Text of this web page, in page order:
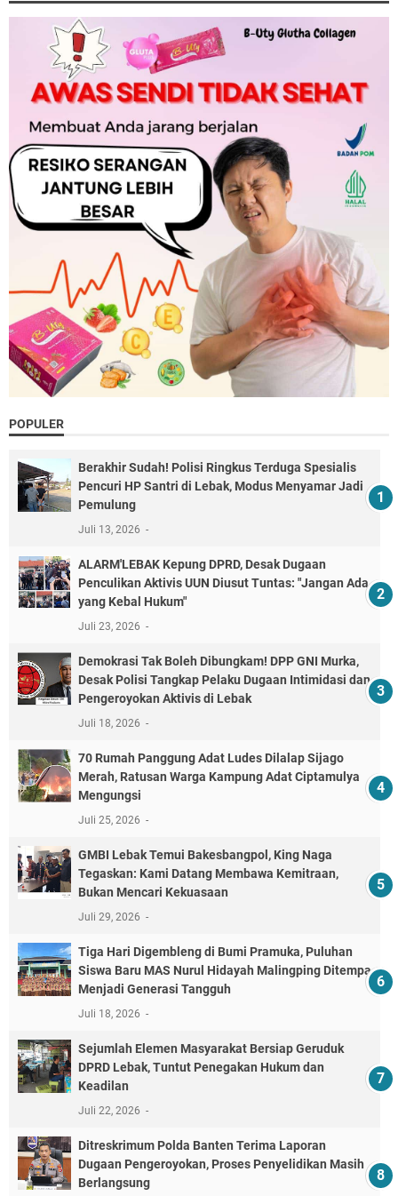
POPULER
Berakhir Sudah! Polisi Ringkus Terduga Spesialis
Pencuri HP Santri di Lebak, Modus Menyamar Jadi
Pemulung
Juli 13, 2026
ALARM'LEBAK Kepung DPRD, Desak Dugaan
Penculikan Aktivis UUN Diusut Tuntas: "Jangan Ada
yang Kebal Hukum"
Juli 23, 2026
Demokrasi Tak Boleh Dibungkam! DPP GNI Murka,
Desak Polisi Tangkap Pelaku Dugaan Intimidasi dan
Pengeroyokan Aktivis di Lebak
Juli 18, 2026
70 Rumah Panggung Adat Ludes Dilalap Sijago
Merah, Ratusan Warga Kampung Adat Ciptamulya
Mengungsi
Juli 25, 2026
GMBI Lebak Temui Bakesbangpol, King Naga
Tegaskan: Kami Datang Membawa Kemitraan,
Bukan Mencari Kekuasaan
Juli 29, 2026
Tiga Hari Digembleng di Bumi Pramuka, Puluhan
Siswa Baru MAS Nurul Hidayah Malingping Ditempa
Menjadi Generasi Tangguh
Juli 18, 2026
Sejumlah Elemen Masyarakat Bersiap Geruduk
DPRD Lebak, Tuntut Penegakan Hukum dan
Keadilan
Juli 22, 2026
Ditreskrimum Polda Banten Terima Laporan
Dugaan Pengeroyokan, Proses Penyelidikan Masih
Berlangsung